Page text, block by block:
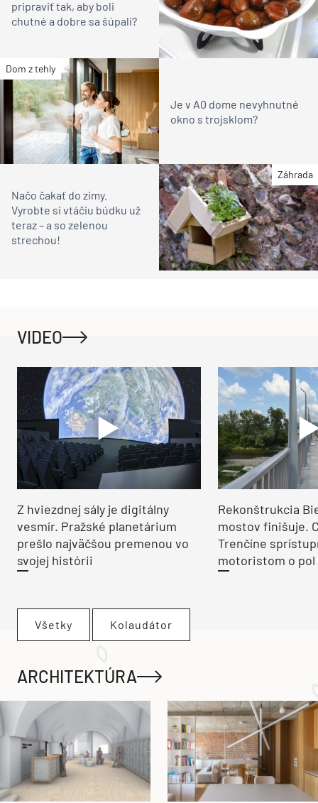
pripraviť tak, aby boli
chutné a dobre sa šúpali?
Dom z tehly
Je v A0 dome nevyhnutné
okno s trojsklom?
Záhrada
Načo čakať do zimy.
Vyrobte si vtáčiu búdku už
teraz – a so zelenou
strechou!
VIDEO
Z hviezdnej sály je digitálny
vesmír. Pražské planetárium
prešlo najväčšou premenou vo
svojej histórii
Rekonštrukcia
mostov finišuje.
Trenčíne
motoristom o pol
Všetky Kolaudátor
ARCHITEKTÚRA